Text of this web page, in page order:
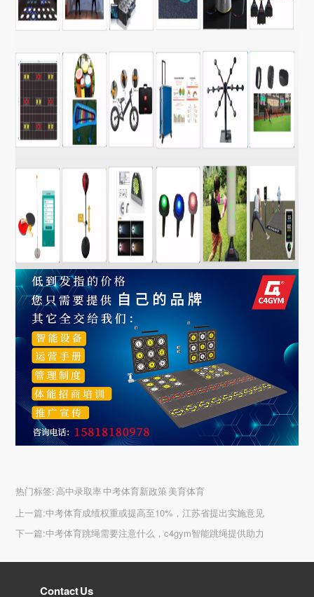
热门标签:高中录取率 中考体育新政策 美育体育
上一篇:中考体育成绩权重或提高至10%，江苏省提出实施意见
下一篇:中考体育跳绳需要注意什么，c4gym智能跳绳提供助力
Contact Us